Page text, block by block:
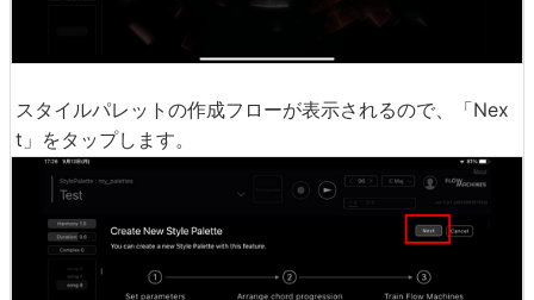
スタイルパレットの作成フローが表示されるので、「Nex
t」をタップします。